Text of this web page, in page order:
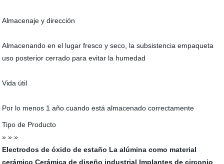
Almacenaje y dirección
Almacenando en el lugar fresco y seco, la subsistencia empaqueta
uso posterior cerrado para evitar la humedad
Vida útil
Por lo menos 1 año cuando está almacenado correctamente
Tipo de Producto
» » »
Electrodos de óxido de estaño La alúmina como material
cerámico Cerámica de diseño industrial Implantes de circonio